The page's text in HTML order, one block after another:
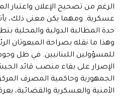
الرغم من تصحيح الإعلان
عسكرية. ومهما يكن معنى ذلك،
وهذا ما نقله بصراحة المبعوثان
للمسؤولين اللبنانيين. في ظل
الإصرار على بقاء منصب قائد
الجمهورية وحاكمية المصرف
الأمنية والعسكرية والقضائية،